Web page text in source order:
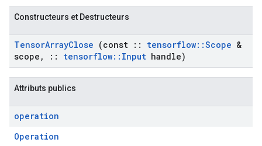
Constructeurs et Destructeurs
TensorArrayClose (const :: tensorflow::Scope &
scope , :: tensorflow:: Input handle)
Attributs publics
operation
Operation